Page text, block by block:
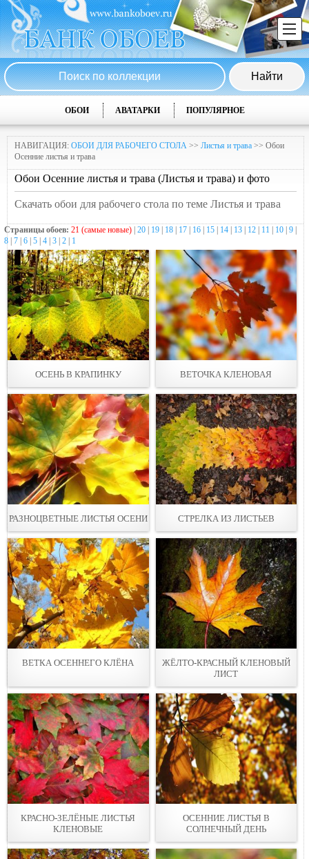
ОБОИ АВАТАРКИ ПОПУЛЯРНОЕ
НАВИГАЦИЯ: ОБОИ ДЛЯ РАБОЧЕГО СТОЛА >> Листья и трава >> Обои
Осенние листья и трава
Обои Осенние листья и трава (Листья и трава) и фото
Скачать обои для рабочего стола по теме Листья и трава
Страницы обоев: 21 (самые новые) 20 19 18 17 16 15 14 13 12 11 10 9
8 7 6 5 4 3 2 1
ОСЕНЬ В КРАПИНКУ ВЕТОЧКА КЛЕНОВАЯ
РАЗНОЦВЕТНЫЕ ЛИСТЬЯ ОСЕНИ СТРЕЛКА ИЗ ЛИСТЬЕВ
ВЕТКА ОСЕННЕГО КЛЁНА
ЖЁЛТО-КРАСНЫЙ КЛЕНОВЫЙ
ЛИСТ
КРАСНО-ЗЕЛЁНЫЕ ЛИСТЬЯ
КЛЕНОВЫЕ
ОСЕННИЕ ЛИСТЬЯ В
СОЛНЕЧНЫЙ ДЕНЬ